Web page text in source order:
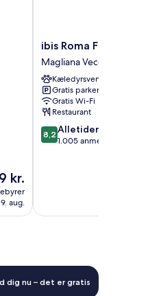
kr.
aug.
ibis
Roma
Fiera
Magliana
Vecchia
ibis Roma Fiera
Magliana Vecchia
Kæledyrsvenligt
Gratis parkering
Gratis Wi-Fi
Restaurant
8.2
ud
8,2 Alletiders
1.005 anmeldelser
dig nu – det er gratis